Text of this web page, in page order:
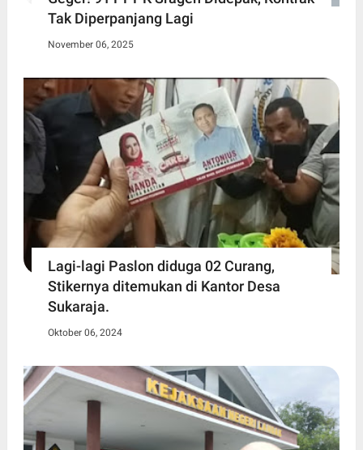
Tak Diperpanjang Lagi
November 06, 2025
Lagi-lagi Paslon diduga 02 Curang,
Stikernya ditemukan di Kantor Desa
Sukaraja.
Oktober 06, 2024